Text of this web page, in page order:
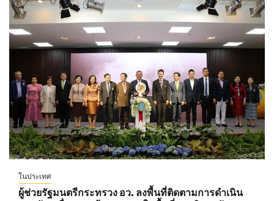
ในประเทศ
ผู้ช่วยรัฐมนตรีกระทรวง อว. ลงพื้นที่ติดตามการดำเนิน